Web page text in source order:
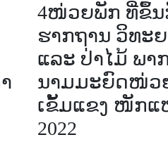
4ໜ່ວຍພັກ ທີ່ຂຶ້
ຮາກຖານ ວິທະ
ແລະ ປ່າໄມ້ ພາ
ນາມມະຍົດໜ່ວ
ເຂັ້ມແຂງ ໜັກແ
2022